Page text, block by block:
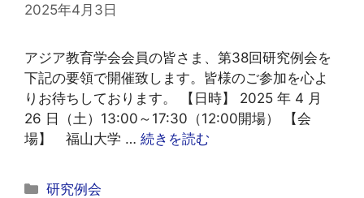
2025年4月3日
アジア教育学会会員の皆さま、第38回研究例会を
下記の要領で開催致します。皆様のご参加を心よ
りお待ちしております。 【日時】 2025 年 4 月
26 日（土）13:00～17:30（12:00開場） 【会
場】 福山大学 … 続きを読む
カ
研究例会